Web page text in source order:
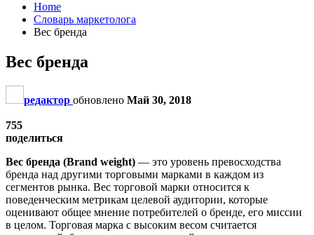
Home
Словарь маркетолога
Вес бренда
Вес бренда
редактор обновлено Май 30, 2018
755
поделиться
Вес бренда (Brand weight) — это уровень превосходства
бренда над другими торговыми марками в каждом из
сегментов рынка. Вес торговой марки относится к
поведенческим метрикам целевой аудитории, которые
оценивают общее мнение потребителей о бренде, его миссии
в целом. Торговая марка с высоким весом считается